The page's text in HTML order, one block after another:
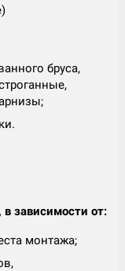
бруса,
зависимости от:
монтажа;